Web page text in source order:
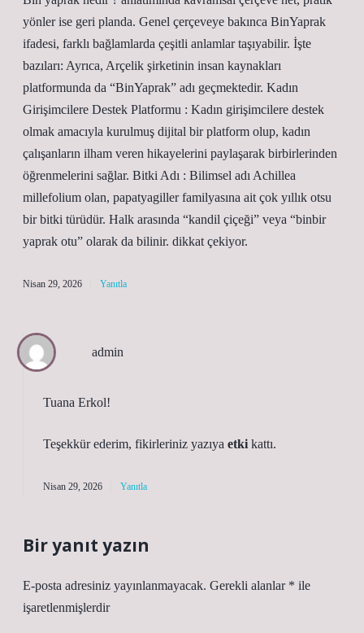
yönler ise geri planda. Genel çerçeveye bakınca BinYaprak
ifadesi, farklı bağlamlarda çeşitli anlamlar taşıyabilir. İşte
bazıları: Ayrıca, Arçelik şirketinin insan kaynakları
platformunda da “BinYaprak” adı geçmektedir. Kadın
Girişimcilere Destek Platformu : Kadın girişimcilere destek
olmak amacıyla kurulmuş dijital bir platform olup, kadın
çalışanların ilham veren hikayelerini paylaşarak birbirlerinden
öğrenmelerini sağlar. Bitki Adı : Bilimsel adı Achillea
millefolium olan, papatyagiller familyasına ait çok yıllık otsu
bir bitki türüdür. Halk arasında “kandil çiçeği” veya “binbir
yaprak otu” olarak da bilinir. dikkat çekiyor.
Nisan 29, 2026 Yanıtla
admin
Tuana Erkol!
Teşekkür ederim, fikirleriniz yazıya etki kattı.
Nisan 29, 2026 Yanıtla
Bir yanıt yazın
E-posta adresiniz yayınlanmayacak. Gerekli alanlar * ile
işaretlenmişlerdir